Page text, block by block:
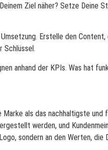
Ziel näher? Setze Deine
Erstelle den
Schlüssel.
anhand der KPIs. Was hat
als das nachhaltigste
werden, und
sondern an den Werten, die